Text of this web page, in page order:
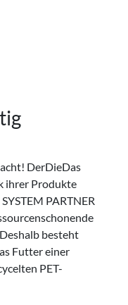
DerDieDas
ihrer Produkte
SYSTEM PARTNER
besteht
Futter einer
PET-